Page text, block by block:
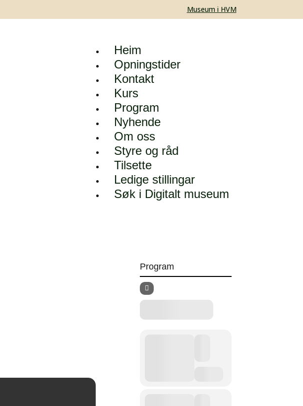
Museum i HVM
Heim
Opningstider
Kontakt
Kurs
Program
Nyhende
Om oss
Styre og råd
Tilsette
Ledige stillingar
Søk i Digitalt museum
Program